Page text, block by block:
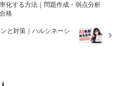
化する方法｜問題作成・弱点分析
格
と対策｜ハルシネーシ